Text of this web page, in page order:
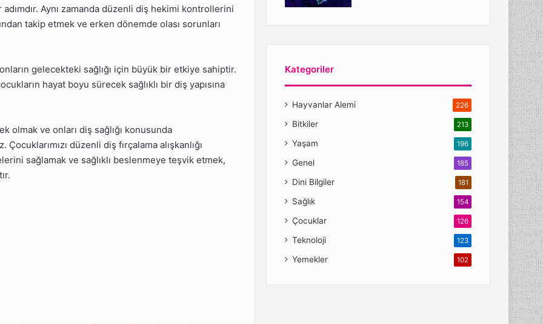
Aynı zamanda düzenli diş hekimi kontrollerini
takip etmek ve erken dönemde olası sorunları
gelecekteki sağlığı için büyük bir etkiye sahiptir.
hayat boyu sürecek sağlıklı bir diş yapısına
olmak ve onları diş sağlığı konusunda
düzenli diş fırçalama alışkanlığı
sağlamak ve sağlıklı beslenmeye teşvik etmek,
Kategoriler
Hayvanlar Alemi 226
Bitkiler 213
Yaşam 196
Genel 185
Dini Bilgiler 181
Sağlık 154
Çocuklar 126
Teknoloji 123
Yemekler 102